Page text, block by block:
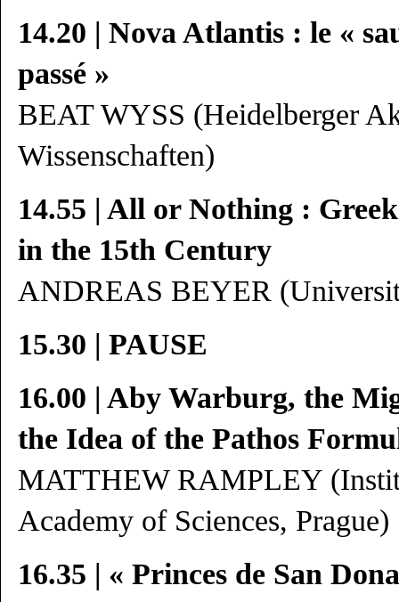
14.20 | Nova Atlantis : le «
passé »
BEAT WYSS (Heidelberger
Wissenschaften)
14.55 | All or Nothing :
in the 15th Century
ANDREAS BEYER
15.30 | PAUSE
16.00 | Aby Warburg, the
the Idea of the Pathos
MATTHEW RAMPLEY
Academy of Sciences, Prague)
16.35 | « Princes de San